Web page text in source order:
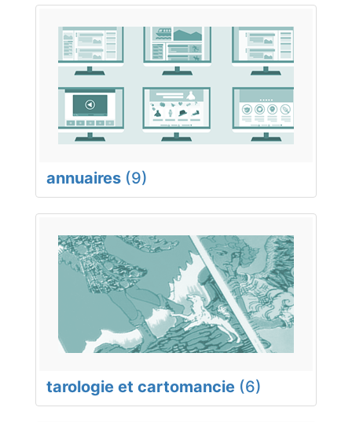
annuaires (9)
tarologie et cartomancie (6)